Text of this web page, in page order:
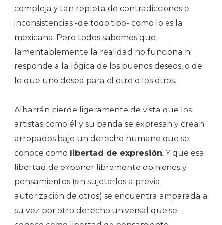
compleja y tan repleta de contradicciones e
inconsistencias -de todo tipo- como lo es la
mexicana. Pero todos sabemos que
lamentablemente la realidad no funciona ni
responde a la lógica de los buenos deseos, o de
lo que uno desea para el otro o los otros.
Albarrán pierde ligeramente de vista que los
artistas como él y su banda se expresan y crean
arropados bajo un derecho humano que se
conoce como libertad de expresión. Y que esa
libertad de exponer libremente opiniones y
pensamientos (sin sujetarlos a previa
autorización de otros) se encuentra amparada a
su vez por otro derecho universal que se